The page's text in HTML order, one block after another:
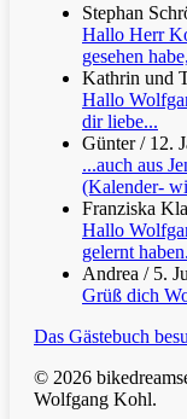
Stephan
Hallo Herr
gesehen
Kathrin und
Hallo
dir liebe...
Günter/ 12.
...auch aus
(Kalender-
Franziska
Hallo
gelernt
Andrea / 5.
Grüß dich
Das Gästebuch
© 2026
Wolfgang Kohl.